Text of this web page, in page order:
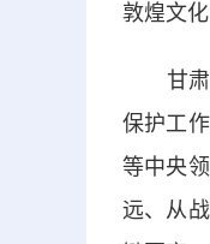
敦煌文化
甘肃省
保护工
等中央
远、从